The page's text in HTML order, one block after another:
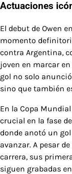
Actuaciones
El debut de Owen
momento
contra Argentina,
joven en marcar
gol no solo
sino que también
En la Copa
crucial en la fase
donde anotó un
avanzar. A pesar
carrera, sus
siguen grabadas